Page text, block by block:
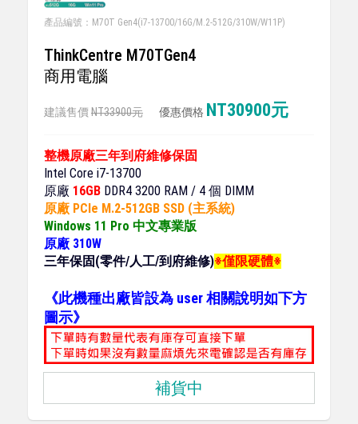
產品編號：M70T Gen4(i7-13700/16G/M.2-512G/310W/W11P)
ThinkCentre M70TGen4
商用電腦
建議售價 NT33900元 優惠價格 NT30900元
整機原廠三年到府維修保固
Intel Core i7-13700
原廠 16GB DDR4 3200 RAM / 4 個 DIMM
原廠 PCle M.2-512GB SSD (主系統)
Windows 11 Pro 中文專業版
原廠 310W
三年保固(零件/人工/到府維修)※僅限硬體※
《此機種出廠皆設為 user 相關說明如下方
圖示》
補貨中